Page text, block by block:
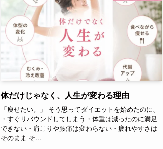
体だけじゃなく、人生が変わる理由
「痩せたい。」 そう思ってダイエットを始めたのに、
・すぐリバウンドしてしまう・体重は減ったのに満足
できない・肩こりや腰痛は変わらない・疲れやすさは
そのまま そ...